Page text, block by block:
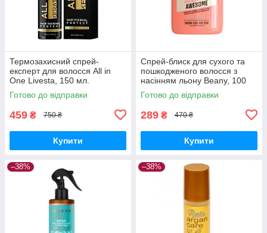
Термозахисний спрей-
експерт для волосся All in
One Livesta, 150 мл.
Готово до відправки
459 ₴ 750 ₴
Купити
Спрей-блиск для сухого та
пошкодженого волосся з
насінням льону Beany, 100
мл
Готово до відправки
289 ₴ 470 ₴
Купити
–38% –38%